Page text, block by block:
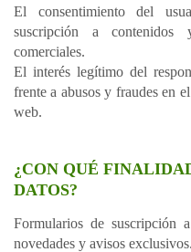
El consentimiento del
suscripción a
comerciales.
El interés legítimo del
frente a abusos y fraudes en
web.
¿CON QUÉ
DATOS?
Formularios de suscripción
novedades y avisos exclusivos.